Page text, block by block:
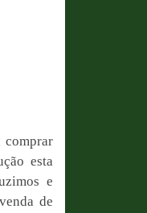
comprar
esta
e
de